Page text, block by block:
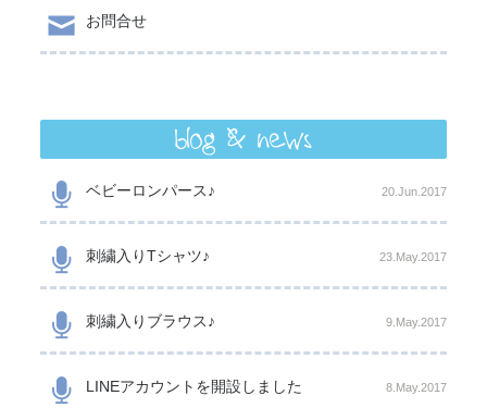
お問合せ
blog & news
ベビーロンパース♪ 20.Jun.2017
刺繍入りTシャツ♪ 23.May.2017
刺繍入りブラウス♪ 9.May.2017
LINEアカウントを開設しました 8.May.2017